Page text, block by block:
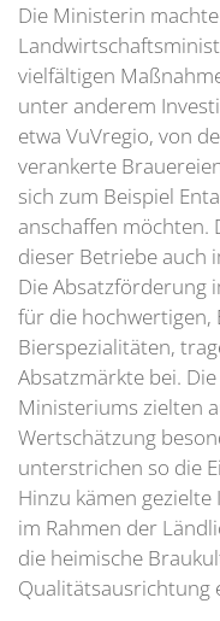
Die Ministerin
vielfältigen
unter anderem
etwa VuVregio, von
verankerte
sich zum Beispiel
anschaffen möchten.
dieser Betriebe auch
Die Absatzförderung
für die hochwertigen,
Bierspezialitäten,
Absatzmärkte bei.
Ministeriums zielten
Wertschätzung
unterstrichen so die
Hinzu kämen
im Rahmen der
die heimische
Qualitätsausrichtung